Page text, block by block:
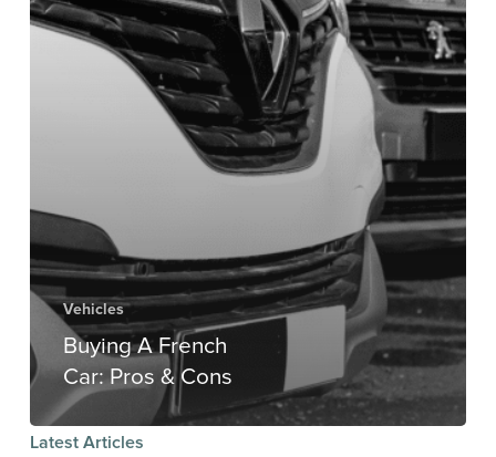
Vehicles
Buying A French
Car: Pros & Cons
Latest Articles